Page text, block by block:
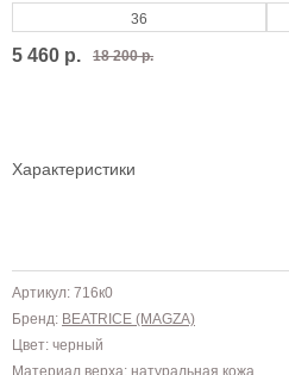
36
5 460 р. 18 200 р.
Характеристики
Артикул: 716к0
Бренд: BEATRICE (MAGZA)
Цвет: черный
Материал верха: натуральная кожа